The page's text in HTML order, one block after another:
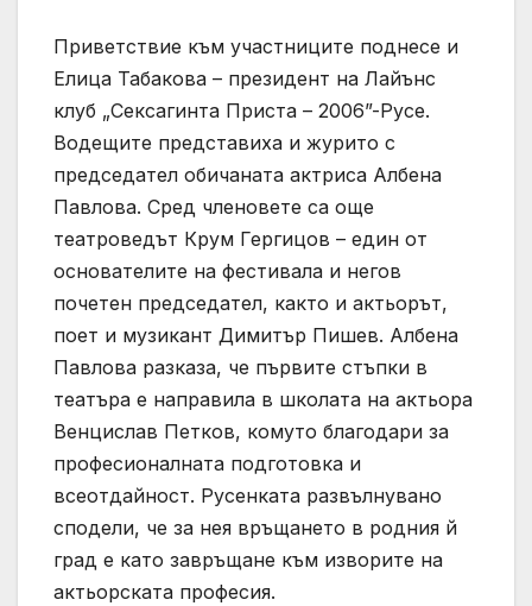
Приветствие към участниците поднесе и
Елица Табакова – президент на Лайънс
клуб „Сексагинта Приста – 2006”-Русе.
Водещите представиха и журито с
председател обичаната актриса Албена
Павлова. Сред членовете са още
театроведът Крум Гергицов – един от
основателите на фестивала и негов
почетен председател, както и актьорът,
поет и музикант Димитър Пишев. Албена
Павлова разказа, че първите стъпки в
театъра е направила в школата на актьора
Венцислав Петков, комуто благодари за
професионалната подготовка и
всеотдайност. Русенката развълнувано
сподели, че за нея връщането в родния й
град е като завръщане към изворите на
актьорската професия.